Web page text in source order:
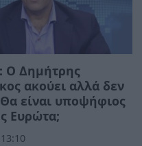
Ο Δημήτρης
ακούει αλλά δεν
Θα είναι υποψήφιος
Ευρώτα;